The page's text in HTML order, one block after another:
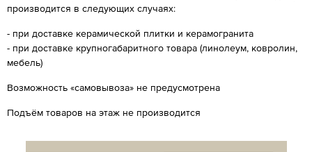
производится в следующих случаях:
- при доставке керамической плитки и керамогранита
- при доставке крупногабаритного товара (линолеум, ковролин,
мебель)
Возможность «самовывоза» не предусмотрена
Подъём товаров на этаж не производится